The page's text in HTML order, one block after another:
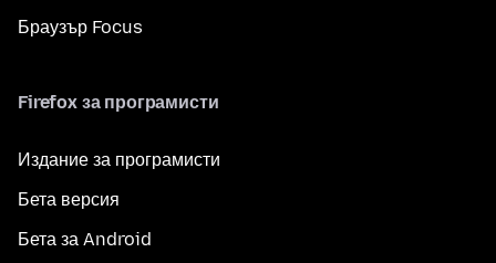
Браузър Focus
Firefox за програмисти
Издание за програмисти
Бета версия
Бета за Android